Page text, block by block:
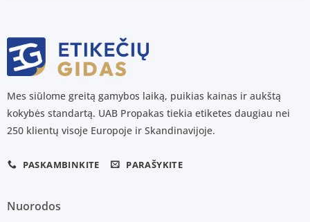
Mes siūlome greitą gamybos laiką, puikias kainas ir aukštą
kokybės standartą. UAB Propakas tiekia etiketes daugiau nei
250 klientų visoje Europoje ir Skandinavijoje.
PASKAMBINKITE PARAŠYKITE
Nuorodos